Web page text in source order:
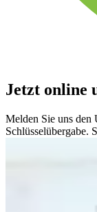
Jetzt online
Melden Sie uns
Schlüsselübergabe.